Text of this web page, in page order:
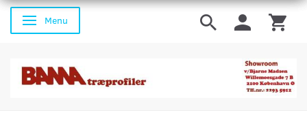
Skifte navigation
Menu